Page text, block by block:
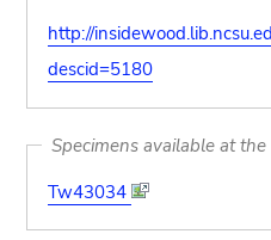
http://
descid=5180
Specimens available at
Tw43034